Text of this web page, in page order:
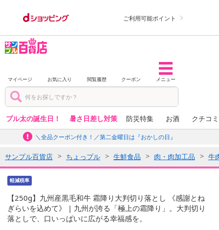
ご利用可能ポイント
マイページ お気に入り 閲覧履歴 クーポン メニュー
プル太の誕生日！ 暑さ日差し対策 防災特集 お酒 クチコ
＼全品クーポン付き！／第二金曜日は『おかしの日』
サンプル百貨店 ちょっプル 生鮮食品 肉・肉加工品 牛
軽減税率
【250g】九州産黒毛和牛 霜降り大判切り落とし 《感謝とね
ぎらいを込めて》 | 九州が誇る「極上の霜降り」。大判切り
落としで、口いっぱいに広がる幸福感を。